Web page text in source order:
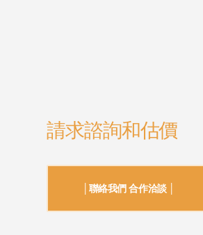
請求諮詢和估價
│聯絡我們 合作洽談 │